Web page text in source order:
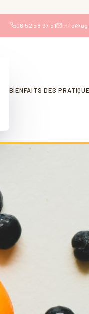
06 52 58 97 51
BIENFAITS DES